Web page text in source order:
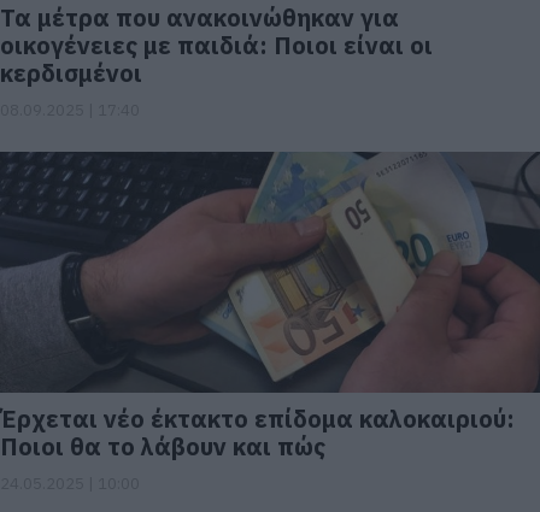
Τα μέτρα που ανακοινώθηκαν για
οικογένειες με παιδιά: Ποιοι είναι οι
κερδισμένοι
Έρχεται νέο έκτακτο επίδομα καλοκαιριού:
Ποιοι θα το λάβουν και πώς